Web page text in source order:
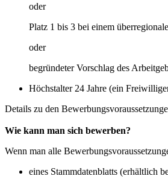
oder
Platz 1 bis 3 bei einem
oder
begründeter Vorschlag des
Höchstalter 24 Jahre (ein
Details zu den
Wie kann man sich bewerben?
Wenn man alle
eines Stammdatenblatts (erhältlich